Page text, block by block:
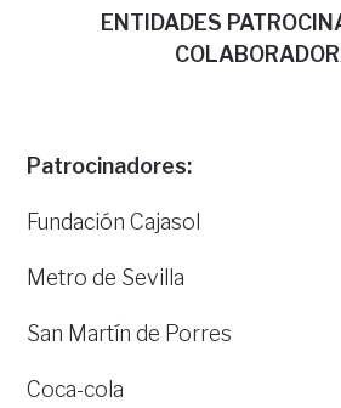
ENTIDADES
Patrocinadores:
Fundación Cajasol
Metro de Sevilla
San Martín de Porres
Coca-cola